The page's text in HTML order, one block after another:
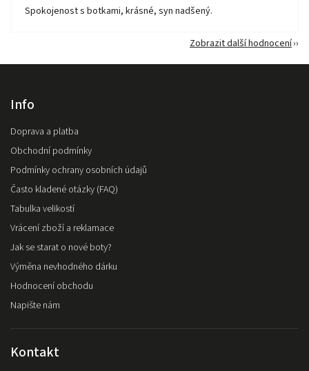
Spokojenost s botkami, krásné, syn nadšený.
Zobrazit další hodnocení
Info
Doprava a platba
Obchodní podmínky
Podmínky ochrany osobních údajů
Často kladené otázky (FAQ)
Tabulka velikostí
Vrácení zboží a reklamace
Jak se starat o nové boty?
Výměna nevhodného dárku
Hodnocení obchodu
Napište nám
Kontakt